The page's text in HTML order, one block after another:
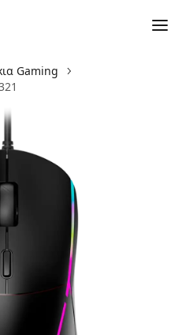
Gaming